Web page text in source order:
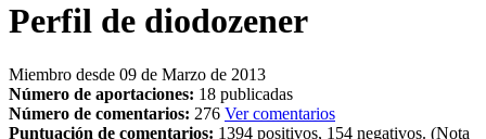
Perfil de diodozener
Miembro desde 09 de Marzo de 2013
Número de aportaciones: 18 publicadas
Número de comentarios: 276 Ver comentarios
Puntuación de comentarios: 1394 positivos, 154 negativos. (Nota